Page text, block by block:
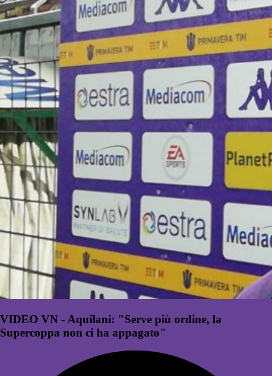
VIDEO VN - Aquilani: "Serve più ordine, la
Supercoppa non ci ha appagato"